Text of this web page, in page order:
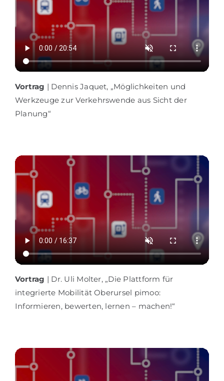
Vortrag | Dennis Jaquet, „Möglichkeiten und
Werkzeuge zur Verkehrswende aus Sicht der
Planung“
Vortrag | Dr. Uli Molter, „Die Plattform für
integrierte Mobilität Oberursel pimoo:
Informieren, bewerten, lernen – machen!“